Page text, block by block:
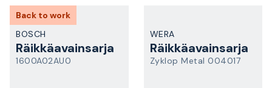
Back to work
BOSCH
Räikkäavainsarja
1600A02AU0
WERA
Räikkäavainsarja
Zyklop Metal 004017